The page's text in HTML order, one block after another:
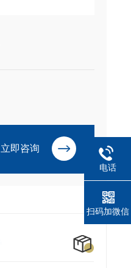
立即咨询
电话
扫码加微信